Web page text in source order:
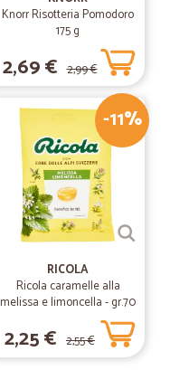
Knorr Risotteria Pomodoro
175 g
2,69 € 2,99 €
-11%
RICOLA
Ricola caramelle alla
melissa e limoncella - gr.70
2,25 € 2,55 €